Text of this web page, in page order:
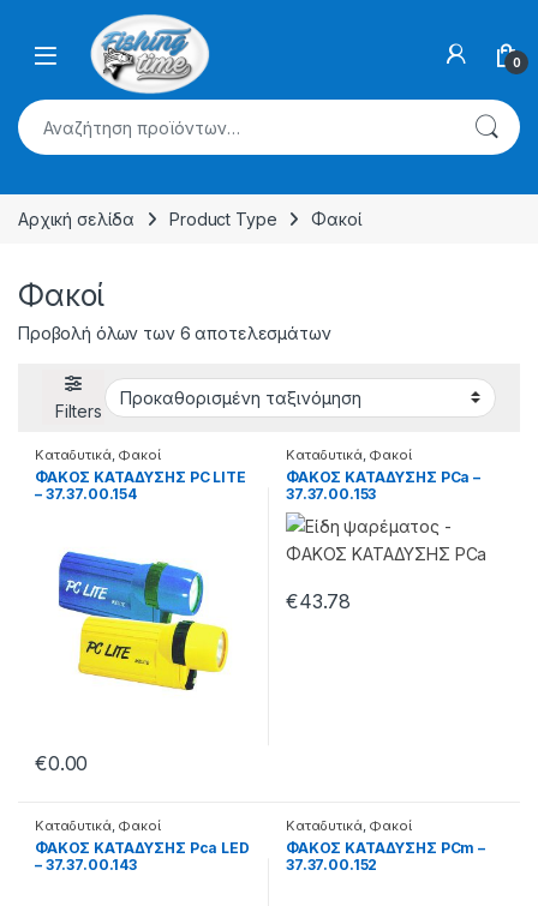
Skip to navigation
0
Αναζήτηση για:
Αρχική σελίδα Product Type Φακοί
Φακοί
Προβολή όλων των 6 αποτελεσμάτων
Filters
Καταδυτικά, Φακοί
ΦΑΚΟΣ ΚΑΤΑΔΥΣΗΣ PC LITE
– 37.37.00.154
€0.00
Καταδυτικά, Φακοί
ΦΑΚΟΣ ΚΑΤΑΔΥΣΗΣ PCa –
37.37.00.153
€43.78
Καταδυτικά, Φακοί
ΦΑΚΟΣ ΚΑΤΑΔΥΣΗΣ Pca LED
– 37.37.00.143
Καταδυτικά, Φακοί
ΦΑΚΟΣ ΚΑΤΑΔΥΣΗΣ PCm –
37.37.00.152